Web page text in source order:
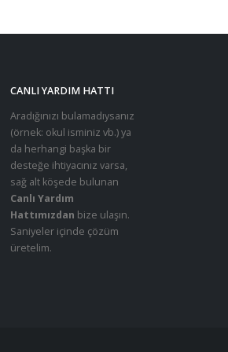
CANLI YARDIM HATTI
Aradığınızı bulamadıysanız
(örnek: okul isminiz vb.) ya
da herhangi başka bir
desteğe ihtiyacınız varsa,
sağ alt köşede bulunan
Canlı Yardım
Hattımızdan bize ulaşın.
Saniyeler içinde çözüm
üretelim.